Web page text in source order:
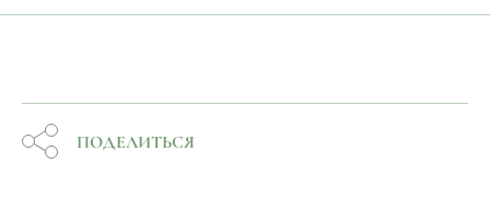
ПОДЕЛИТЬСЯ